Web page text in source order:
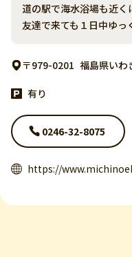
道の駅で海水浴場も近
友達で来ても１日中ゆっ
〒979-0201 福島県いわ
有り
0246-32-8075
https://